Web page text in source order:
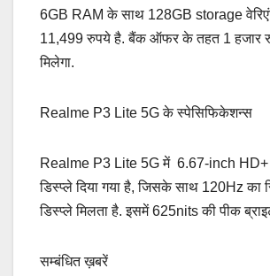
6GB RAM के साथ 128GB storage
11,499 रुपये है. बैंक ऑफर के तहत 1 हजार
मिलेगा.
Realme P3 Lite 5G के स्पेसिफिकेशन्स
Realme P3 Lite 5G में 6.67-inch
डिस्प्ले दिया गया है, जिसके साथ 120Hz का
डिस्प्ले मिलता है. इसमें 625nits की पीक
सम्बंधित ख़बरें